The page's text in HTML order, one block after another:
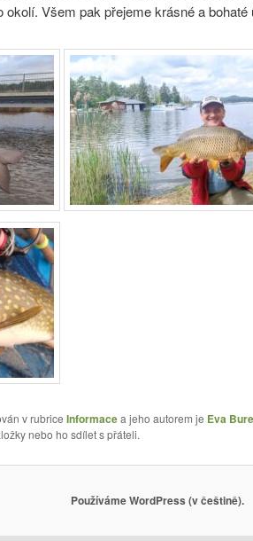
Všem pak přejeme krásné a bohaté
v rubrice Informacea jeho autorem je Eva
nebo ho sdílet s přáteli.
Používáme WordPress (v češtině).